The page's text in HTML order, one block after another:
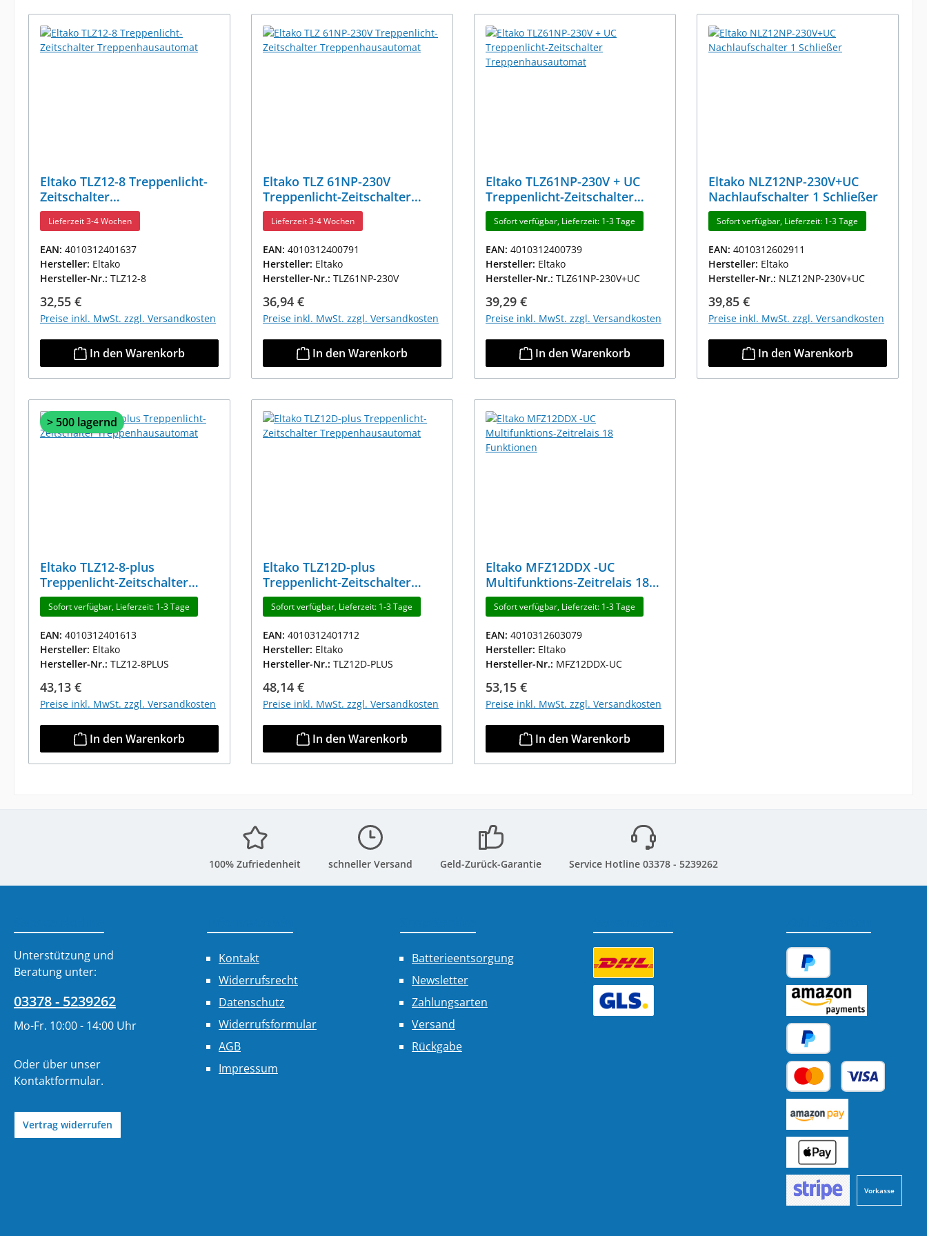
Eltako TLZ12-8 Treppenlicht-
Zeitschalter
Treppenhausautomat
Lieferzeit 3-4 Wochen
EAN: 4010312401637
Hersteller: Eltako
Hersteller-Nr.: TLZ12-8
Regulärer Preis:
32,55 €
Preise inkl. MwSt. zzgl. Versandkosten
In den Warenkorb
Eltako TLZ 61NP-230V
Treppenlicht-Zeitschalter
Treppenhausautomat
Lieferzeit 3-4 Wochen
EAN: 4010312400791
Hersteller: Eltako
Hersteller-Nr.: TLZ61NP-230V
Regulärer Preis:
36,94 €
Preise inkl. MwSt. zzgl. Versandkosten
In den Warenkorb
Eltako TLZ61NP-230V + UC
Treppenlicht-Zeitschalter
Treppenhausautomat
Sofort verfügbar, Lieferzeit: 1-3 Tage
EAN: 4010312400739
Hersteller: Eltako
Hersteller-Nr.: TLZ61NP-230V+UC
Regulärer Preis:
39,29 €
Preise inkl. MwSt. zzgl. Versandkosten
In den Warenkorb
Eltako NLZ12NP-230V+UC
Nachlaufschalter 1 Schließer
Sofort verfügbar, Lieferzeit: 1-3 Tage
EAN: 4010312602911
Hersteller: Eltako
Hersteller-Nr.: NLZ12NP-230V+UC
Regulärer Preis:
39,85 €
Preise inkl. MwSt. zzgl. Versandkosten
In den Warenkorb
> 500 lagernd
Eltako TLZ12-8-plus
Treppenlicht-Zeitschalter
Treppenhausautomat
Sofort verfügbar, Lieferzeit: 1-3 Tage
EAN: 4010312401613
Hersteller: Eltako
Hersteller-Nr.: TLZ12-8PLUS
Regulärer Preis:
43,13 €
Preise inkl. MwSt. zzgl. Versandkosten
In den Warenkorb
Eltako TLZ12D-plus
Treppenlicht-Zeitschalter
Treppenhausautomat
Sofort verfügbar, Lieferzeit: 1-3 Tage
EAN: 4010312401712
Hersteller: Eltako
Hersteller-Nr.: TLZ12D-PLUS
Regulärer Preis:
48,14 €
Preise inkl. MwSt. zzgl. Versandkosten
In den Warenkorb
Eltako MFZ12DDX -UC
Multifunktions-Zeitrelais 18
Funktionen
Sofort verfügbar, Lieferzeit: 1-3 Tage
EAN: 4010312603079
Hersteller: Eltako
Hersteller-Nr.: MFZ12DDX-UC
Regulärer Preis:
53,15 €
Preise inkl. MwSt. zzgl. Versandkosten
In den Warenkorb
100% Zufriedenheit schneller Versand Geld-Zurück-Garantie Service Hotline 03378 - 5239262
Unterstützung und
Beratung unter:
03378 - 5239262
Mo-Fr. 10:00 - 14:00 Uhr
Oder über unser
Kontaktformular.
Vertrag widerrufen
Kontakt
Widerrufsrecht
Datenschutz
Widerrufsformular
AGB
Impressum
Batterieentsorgung
Newsletter
Zahlungsarten
Versand
Rückgabe
Benutzerdefiniertes Bild 1 PayPal
Amazon Pay
Später Bezahlen
Kredit- oder Debitkarte
Vorkasse
Benutzerdefiniertes Bild 1
Benutzerdefiniertes Bild 2